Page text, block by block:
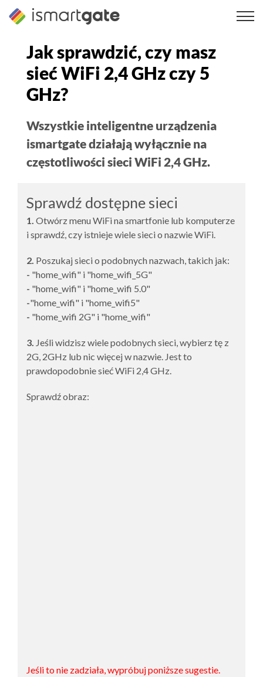
Przejdź
do
Jak sprawdzić, czy masz
sieć WiFi 2,4 GHz czy 5
GHz?
Wszystkie inteligentne urządzenia
ismartgate działają wyłącznie na
częstotliwości sieci WiFi 2,4 GHz.
Sprawdź dostępne sieci
1. Otwórz menu WiFi na smartfonie lub komputerze
i sprawdź, czy istnieje wiele sieci o nazwie WiFi.
2. Poszukaj sieci o podobnych nazwach, takich jak:
- "home_wifi" i "home_wifi_5G"
- "home_wifi" i "home_wifi 5.0"
-"home_wifi" i "home_wifi5"
- "home_wifi 2G" i "home_wifi"
3. Jeśli widzisz wiele podobnych sieci, wybierz tę z
2G, 2GHz lub nic więcej w nazwie. Jest to
prawdopodobnie sieć WiFi 2,4 GHz.
Sprawdź obraz:
Jeśli to nie zadziała, wypróbuj poniższe sugestie.